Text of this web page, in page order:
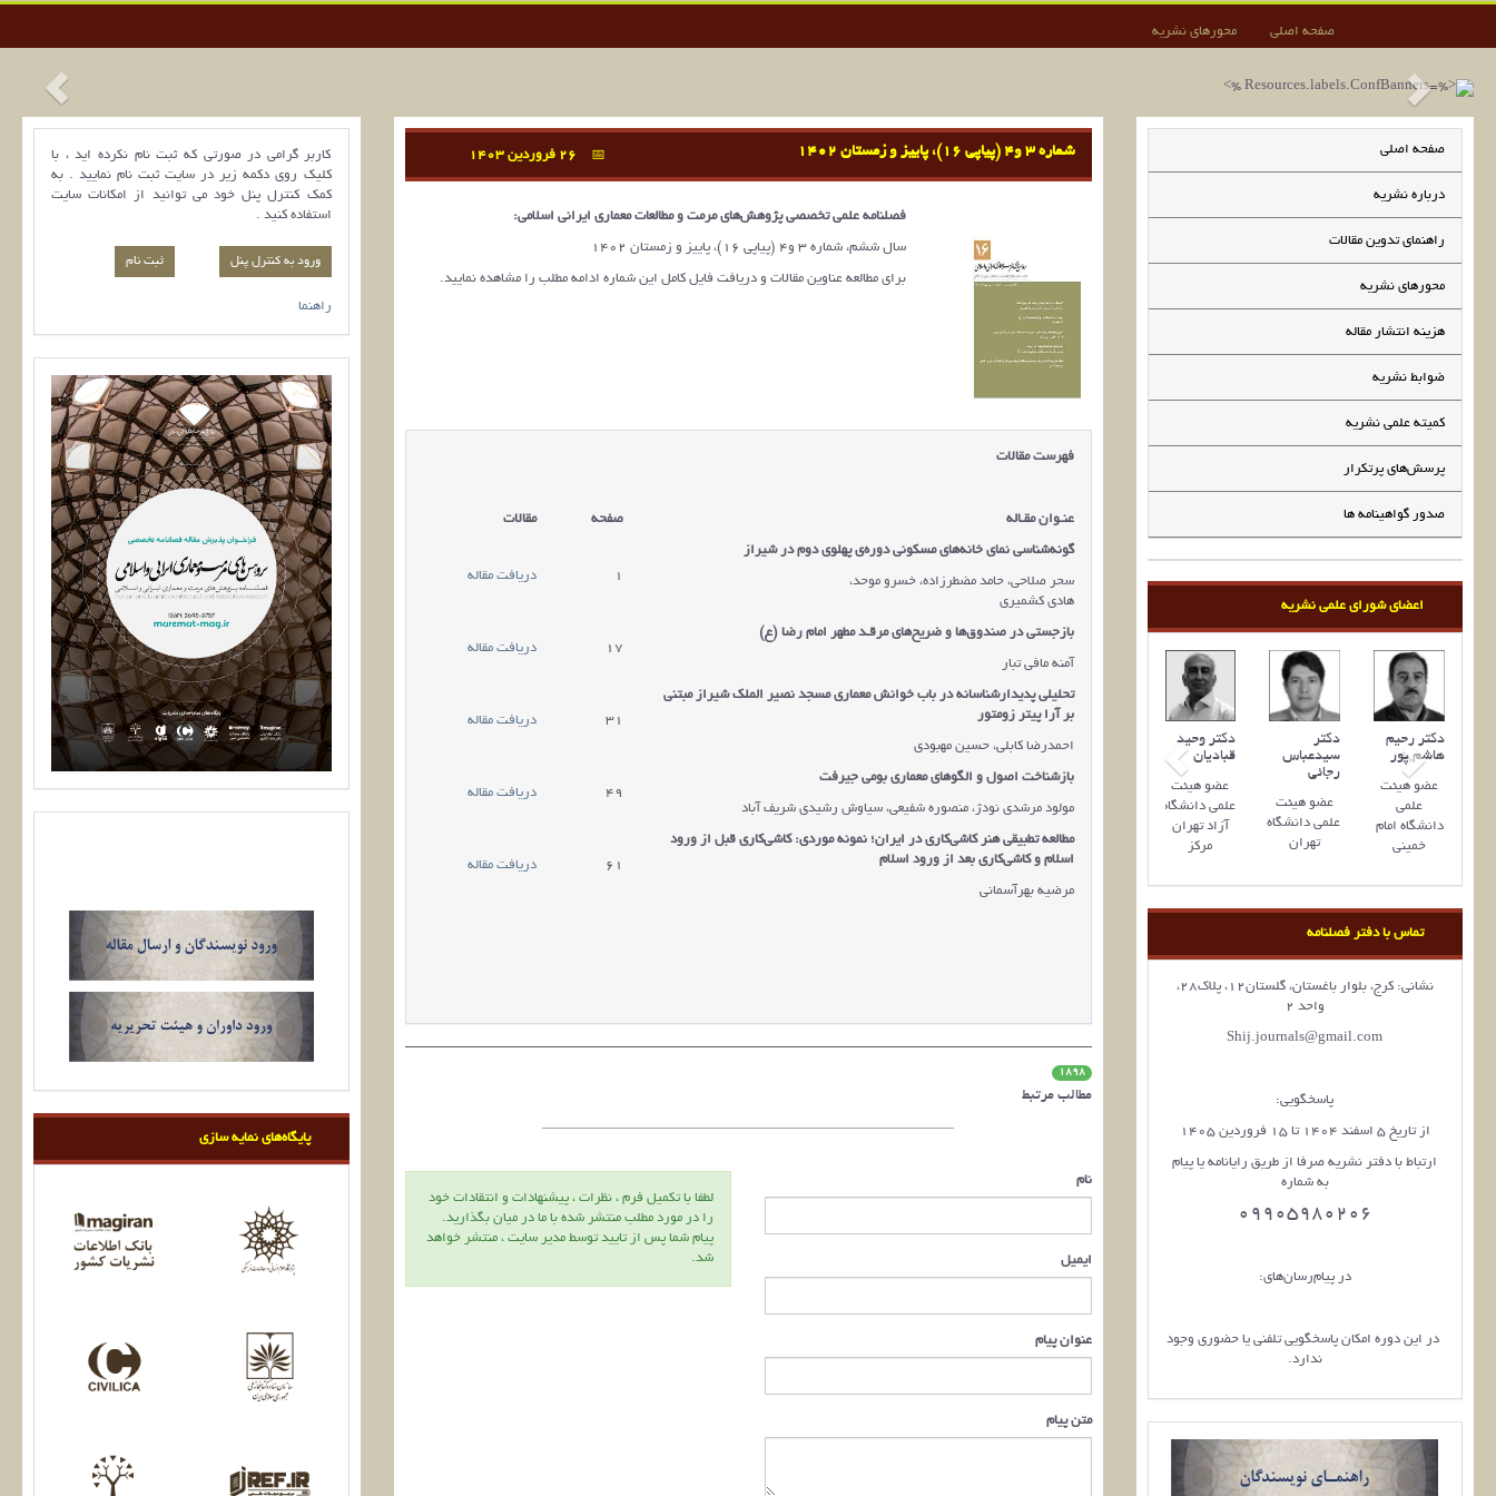
صفحه اصلی محورهای نشریه
صفحه اصلی
درباره نشریه
راهنمای تدوین مقالات
محورهای نشریه
هزینه انتشار مقاله
ضوابط نشریه
کمیته علمی نشریه
پرسش‌های پرتکرار
صدور گواهینامه ها
اعضای شورای علمی نشریه
دکتر وحید
قبادیان
عضو هیئت
علمی دانشگاه
آزاد تهران
مرکز
دکتر
سیدعباس
رجائی
عضو هیئت‌
علمی دانشگاه
تهران
دکتر رحیم
هاشم پور
عضو هیئت
علمی
دانشگاه امام
خمینی
تماس با دفتر فصلنامه
نشانی: کرج، بلوار باغستان، گلستان12، پلاک28،
واحد 2
Shij.journals@gmail.com
پاسخگویی:
از تاریخ 5 اسفند 1404 تا 15 فروردین 1405
ارتباط با دفتر نشریه صرفا از طریق رایانامه یا پیام
به شماره
09905980206
در پیام‌رسان‌های:
در این دوره امکان پاسخگویی تلفنی یا حضوری وجود
ندارد.
شماره 3 و4 (پیاپی 16)، پاییز و زمستان 1402
فصلنامه علمی تخصصی پژوهش‌های مرمت و مطالعات معماری ایرانی اسلامی:
سال ششم، شماره 3 و4 (پیاپی 16)، پاییز و زمستان 1402
برای مطالعه عناوین مقالات و دریافت فایل کامل این شماره ادامه مطلب را مشاهده نمایید.
فهرست مقالات
عنـوان مقـاله صفحه مقالات
گونه‌شناسی نمای خانه‌های مسکونی دوره‌ی پهلوی دوم در شیراز
1
دریافت مقاله
سحر صلاحی، حامد مضطرزاده، خسرو موحد،
هادی کشمیری
بازجستی در صندوق‌ها و ضریحهای مرقـد مطهر امام رضا (ع)
17
دریافت مقاله
آمنه مافی تبار
تحلیلی پدیدارشناسانه در باب خوانش معماری مسجد نصیر الملک شیراز مبتنی
بر آرا پیتر زومتور
31
دریافت مقاله
احمدرضا کابلی، حسین مهبودی
بازشناخت اصول و الگوهای معماری بومی جیرفت
49
دریافت مقاله
مولود مرشدی نودژ، منصوره شفیعی، سیاوش رشیدی ‌شریف آباد
مطالعه تطبیقی هنر کاشی‌کاری در ایران؛ نمونه موردی: کاشی‌کاری قبل از ورود
اسلام و کاشی‌کاری بعد از ورود اسلام
61
دریافت مقاله
مرضیه بهرآسمانی
1898
مطالب مرتبط
لطفا با تكميل فرم ، نظرات ، پيشنهادات و انتقادات خود
را در مورد مطلب منتشر شده با ما در ميان بگذاريد.
پيام شما پس از تاييد توسط مدير سايت ، منتشر خواهد
شد.
نام
ایمیل
عنوان پیام
متن پیام
کاربر گرامی در صورتی که ثبت نام نکرده اید ، با
کلیک روی دکمه زیر در سایت ثبت نام نمایید . به
کمک کنترل پنل خود می توانید از امکانات سایت
استفاده کنید .
ورود به کنترل پنل
راهنما
پایگاه‌های نمایه سازی